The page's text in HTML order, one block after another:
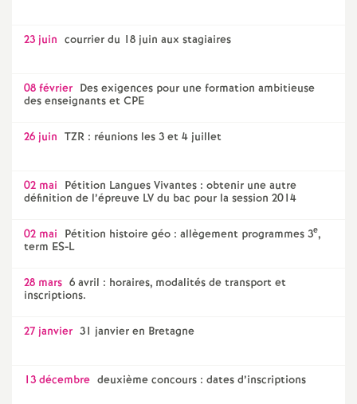
23 juin courrier du 18 juin aux stagiaires
08 février Des exigences pour une formation ambitieuse
des enseignants et CPE
26 juin TZR : réunions les 3 et 4 juillet
02 mai Pétition Langues Vivantes : obtenir une autre
définition de l’épreuve LV du bac pour la session 2014
02 mai Pétition histoire géo : allègement programmes 3e,
term ES-L
28 mars 6 avril : horaires, modalités de transport et
inscriptions.
27 janvier 31 janvier en Bretagne
13 décembre deuxième concours : dates d’inscriptions